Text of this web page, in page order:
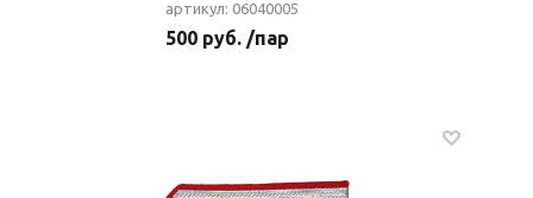
артикул: 06040005
500 руб. /пар